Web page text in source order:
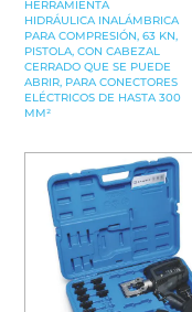
HERRAMIENTA
HIDRÁULICA INALÁMBRICA
PARA COMPRESIÓN, 63 KN,
PISTOLA, CON CABEZAL
CERRADO QUE SE PUEDE
ABRIR, PARA CONECTORES
ELÉCTRICOS DE HASTA 300
MM²